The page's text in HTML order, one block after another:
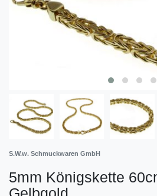
S.W.w. Schmuckwaren GmbH
5mm Königskette